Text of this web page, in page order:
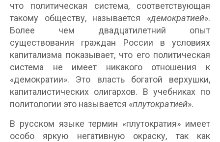
что политическая система, соответствующая
такому обществу, называется «демократией».
Более чем двадцатилетний опыт
существования граждан России в условиях
капитализма показывает, что его политическая
система не имеет никакого отношения к
«демократии». Это власть богатой верхушки,
капиталистических олигархов. В учебниках по
политологии это называется «плутократией».
В русском языке термин «плутократия» имеет
особо яркую негативную окраску, так как